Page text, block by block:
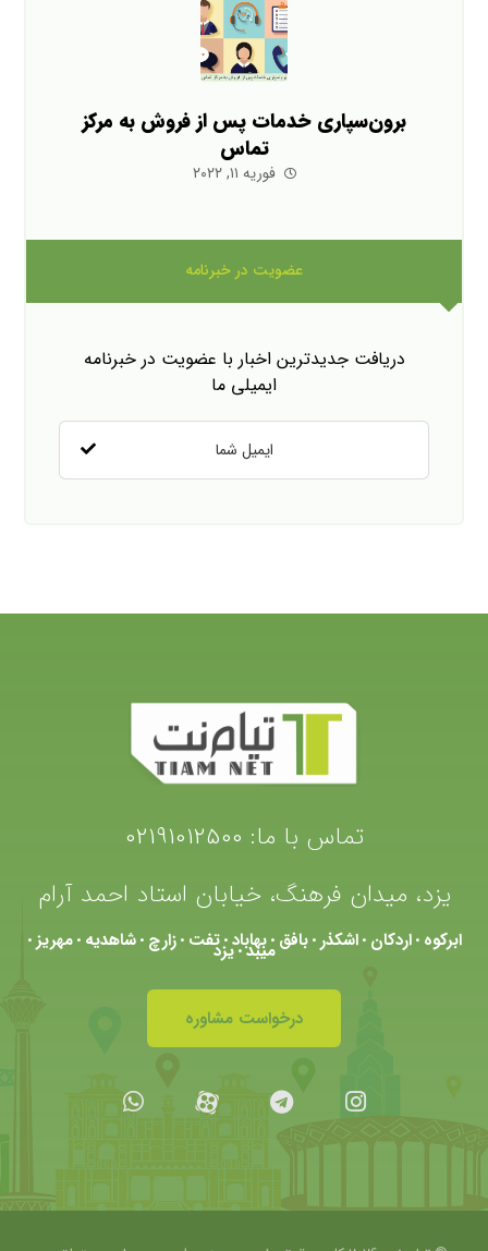
برون‌سپاری خدمات پس از فروش به مرکز
تماس
فوریه ۱۱, ۲۰۲۲
عضویت در خبرنامه
دریافت جدیدترین اخبار با عضویت در خبرنامه
ایمیلی ما
تماس با ما: 02191012500
یزد، میدان فرهنگ، خیابان استاد احمد آرام
ابرکوه •اردکان •اشکذر •بافق •بهاباد •تفت •زارچ •شاهدیه •مهریز • میبد•یزد
درخواست مشاوره